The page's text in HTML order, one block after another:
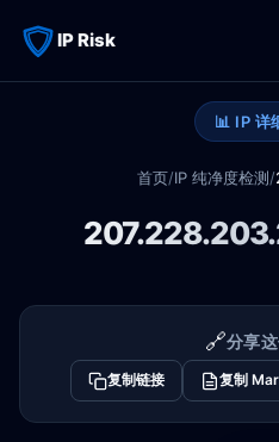
IP Risk
📊 IP 详
首页/IP 纯净度检测/
🔗分享
复制链接 复制